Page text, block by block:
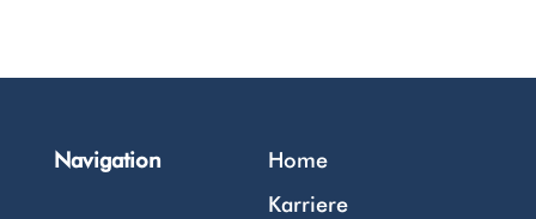
Navigation
Home
Karriere